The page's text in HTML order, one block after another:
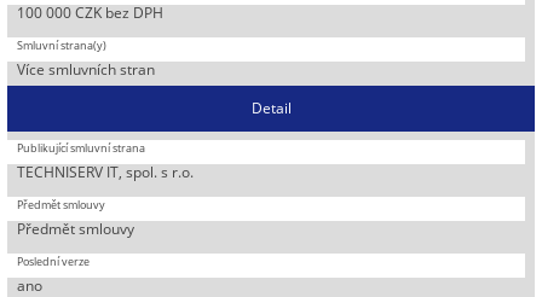
100 000 CZK bez DPH
Více smluvních stran
Detail
TECHNISERV IT, spol. s r.o.
Předmět smlouvy
ano